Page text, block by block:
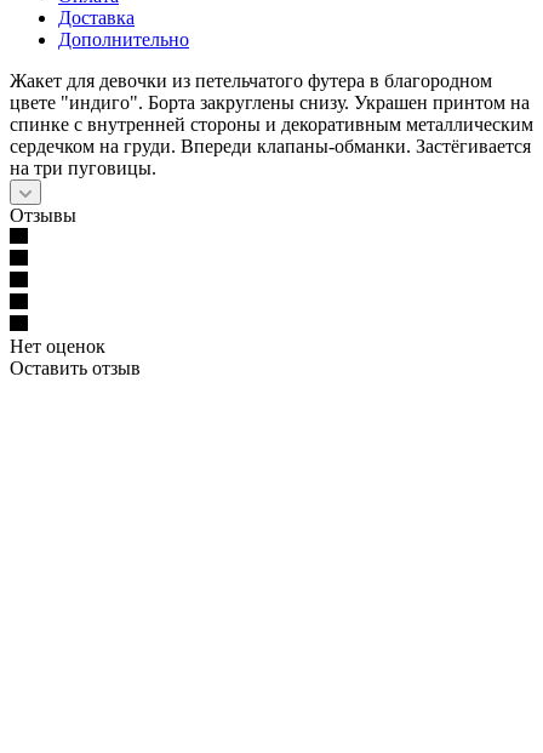
Доставка
Дополнительно
Жакет для девочки из петельчатого футера в благородном
цвете "индиго". Борта закруглены снизу. Украшен принтом на
спинке с внутренней стороны и декоративным металлическим
сердечком на груди. Впереди клапаны-обманки. Застёгивается
на три пуговицы.
Отзывы
Нет оценок
Оставить отзыв